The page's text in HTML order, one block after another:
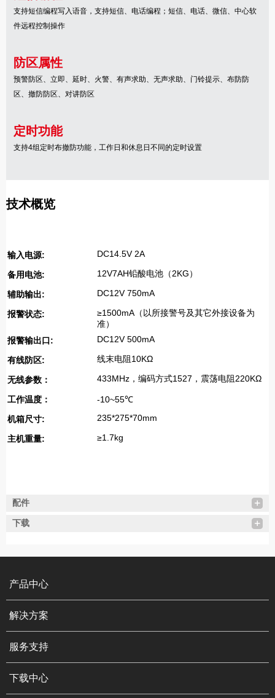
支持短信编程写入语音，支持短信、电话编程；短信、电话、微信、中心软
件远程控制操作
防区属性
预警防区、立即、延时、火警、有声求助、无声求助、门铃提示、布防防
区、撤防防区、对讲防区
定时功能
支持4组定时布撤防功能，工作日和休息日不同的定时设置
技术概览
输入电源: DC14.5V 2A
备用电池: 12V7AH铅酸电池（2KG）
辅助输出: DC12V 750mA
报警状态:
≥1500mA（以所接警号及其它外接设备为
准）
报警输出口:
DC12V 500mA
有线防区: 线末电阻10KΩ
无线参数： 433MHz，编码方式1527，震荡电阻220KΩ
工作温度：
-10~55℃
机箱尺寸:
235*275*70mm
主机重量: ≥1.7kg
配件
下载
产品中心
解决方案
服务支持
下载中心